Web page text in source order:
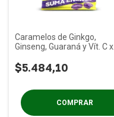
Caramelos de Ginkgo,
Ginseng, Guaraná y Vít. C x
$5.484,10